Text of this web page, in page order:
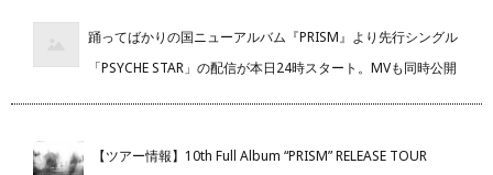
踊ってばかりの国ニューアルバム『PRISM』より先行シングル
「PSYCHE STAR」の配信が本日24時スタート。MVも同時公開
【ツアー情報】10th Full Album “PRISM” RELEASE TOUR